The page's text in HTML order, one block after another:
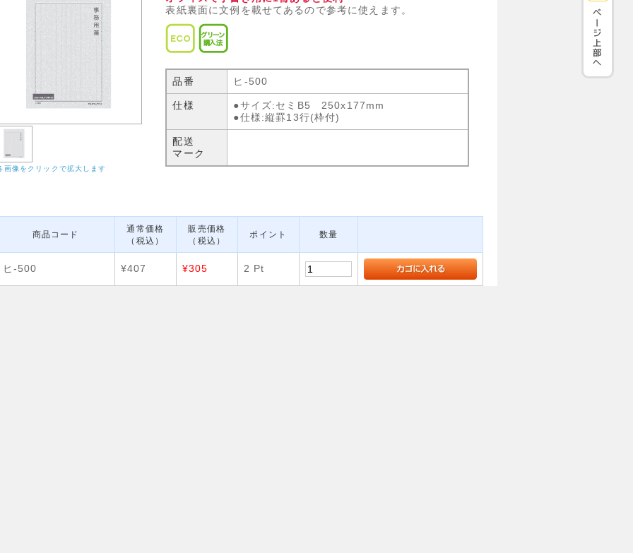
画像をクリックで拡大します
表紙裏面に文例を載せてあるので参考に使えます。
品番 ヒ-500
仕様
●サイズ:セミB5 250x177mm
●仕様:縦罫13行(枠付)
配送
マーク
商品コード
通常価格
（税込）
販売価格
（税込）
ポイント 数量
ヒ-500 ¥407 ¥305 2 Pt